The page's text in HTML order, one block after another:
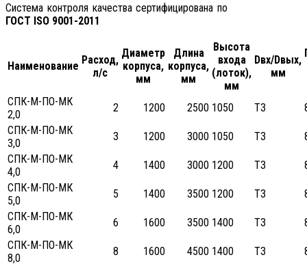
Система контроля качества сертифицирована по
ГОСТ ISO 9001-2011
Наименование Расход,
л/с
Диаметр
корпуса,
мм
Длина
корпуса,
мм
Высота
входа
(лоток),
мм
Dвх/Dвых,
мм
СПК-М-ПО-МК
2,0
2 1200 2500 1050 ТЗ
СПК-М-ПО-МК
3,0
3 1200 3000 1050 ТЗ
СПК-М-ПО-МК
4,0
4 1400 3000 1200 ТЗ
СПК-М-ПО-МК
5,0
5 1400 3500 1200 ТЗ
СПК-М-ПО-МК
6,0
6 1600 3500 1400 ТЗ
СПК-М-ПО-МК
8,0
8 1600 4500 1400 ТЗ